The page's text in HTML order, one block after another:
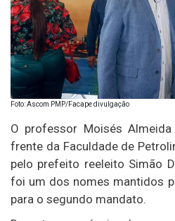
Foto: Ascom PMP/Facape divulgação
O professor Moisés
frente da Faculdade de
pelo prefeito reeleito Simão
foi um dos nomes mantidos
para o segundo mandato.